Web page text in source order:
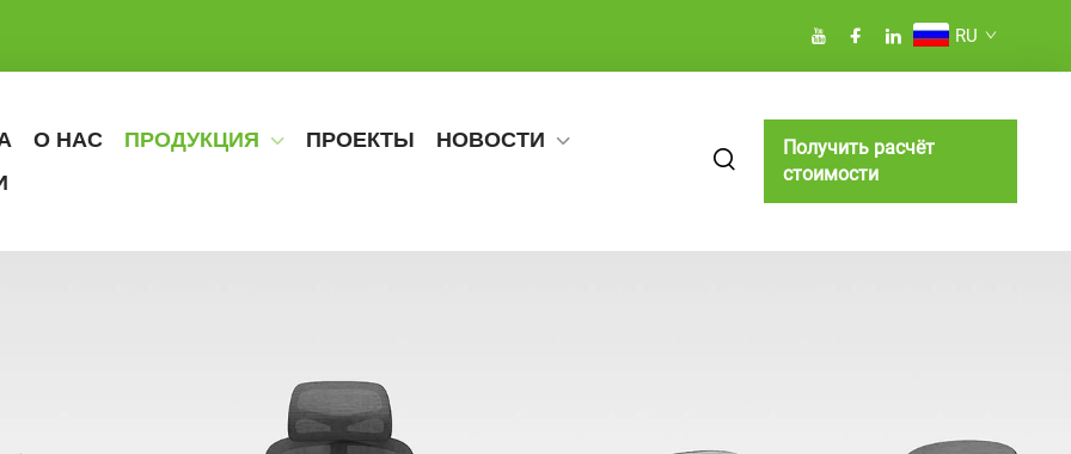
RU
О НАС ПРОДУКЦИЯ ПРОЕКТЫ
НОВОСТИ
Получить расчёт
стоимости